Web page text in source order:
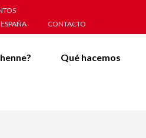
CONTACTO
Qué hacemos